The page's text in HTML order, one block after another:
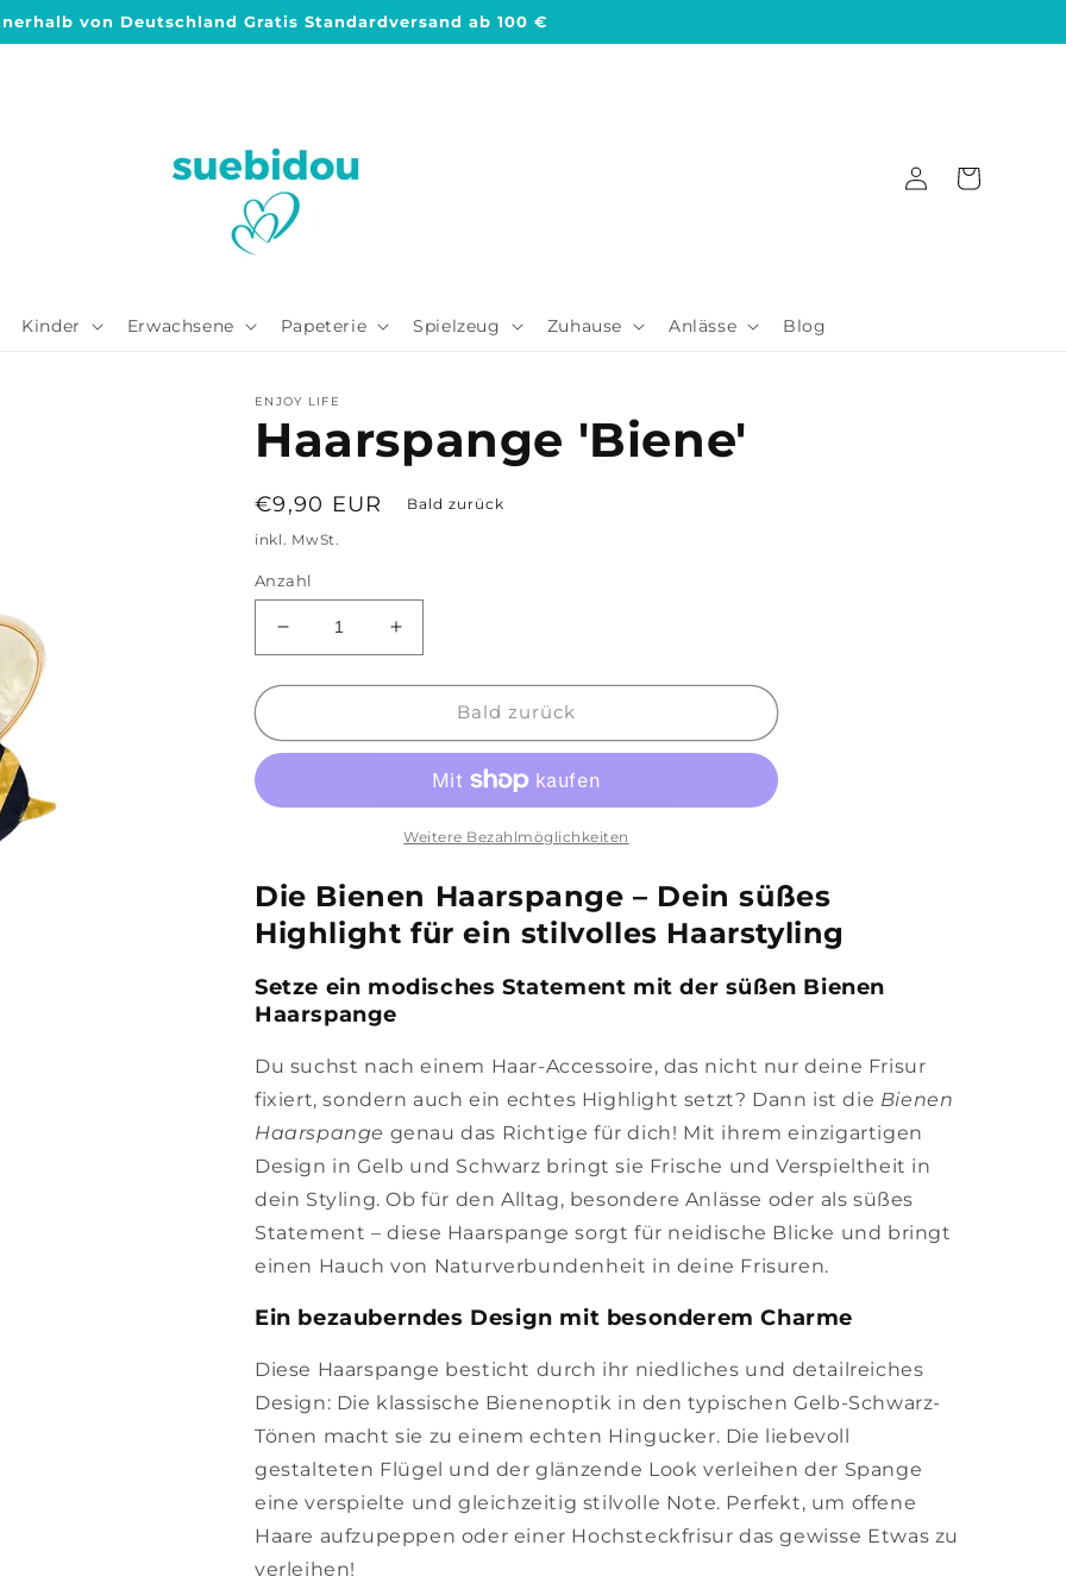
von Deutschland Gratis Standardversand ab 100 €
Kinder Erwachsene Papeterie Spielzeug Zuhause Anlässe Blog
Einloggen
Warenkorb
ENJOY LIFE
Haarspange 'Biene'
Normaler
Preis
€9,90 EUR
Bald zurück
inkl. MwSt.
Anzahl
Verringere
die
Menge
Haarspange
Erhöhe
die
Menge
Haarspange
Bald zurück
Weitere Bezahlmöglichkeiten
Die Bienen Haarspange – Dein süßes
Highlight für ein stilvolles Haarstyling
Setze ein modisches Statement mit der süßen Bienen
Haarspange
Du suchst nach einem Haar-Accessoire, das nicht nur deine Frisur
fixiert, sondern auch ein echtes Highlight setzt? Dann ist die Bienen
Haarspange genau das Richtige für dich! Mit ihrem einzigartigen
Design in Gelb und Schwarz bringt sie Frische und Verspieltheit in
dein Styling. Ob für den Alltag, besondere Anlässe oder als süßes
Statement – diese Haarspange sorgt für neidische Blicke und bringt
einen Hauch von Naturverbundenheit in deine Frisuren.
Ein bezauberndes Design mit besonderem Charme
Diese Haarspange besticht durch ihr niedliches und detailreiches
Design: Die klassische Bienenoptik in den typischen Gelb-Schwarz-
Tönen macht sie zu einem echten Hingucker. Die liebevoll
gestalteten Flügel und der glänzende Look verleihen der Spange
eine verspielte und gleichzeitig stilvolle Note. Perfekt, um offene
Haare aufzupeppen oder einer Hochsteckfrisur das gewisse Etwas zu
verleihen!